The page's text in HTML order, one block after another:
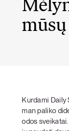
Kurdami Daily
man paliko
odos